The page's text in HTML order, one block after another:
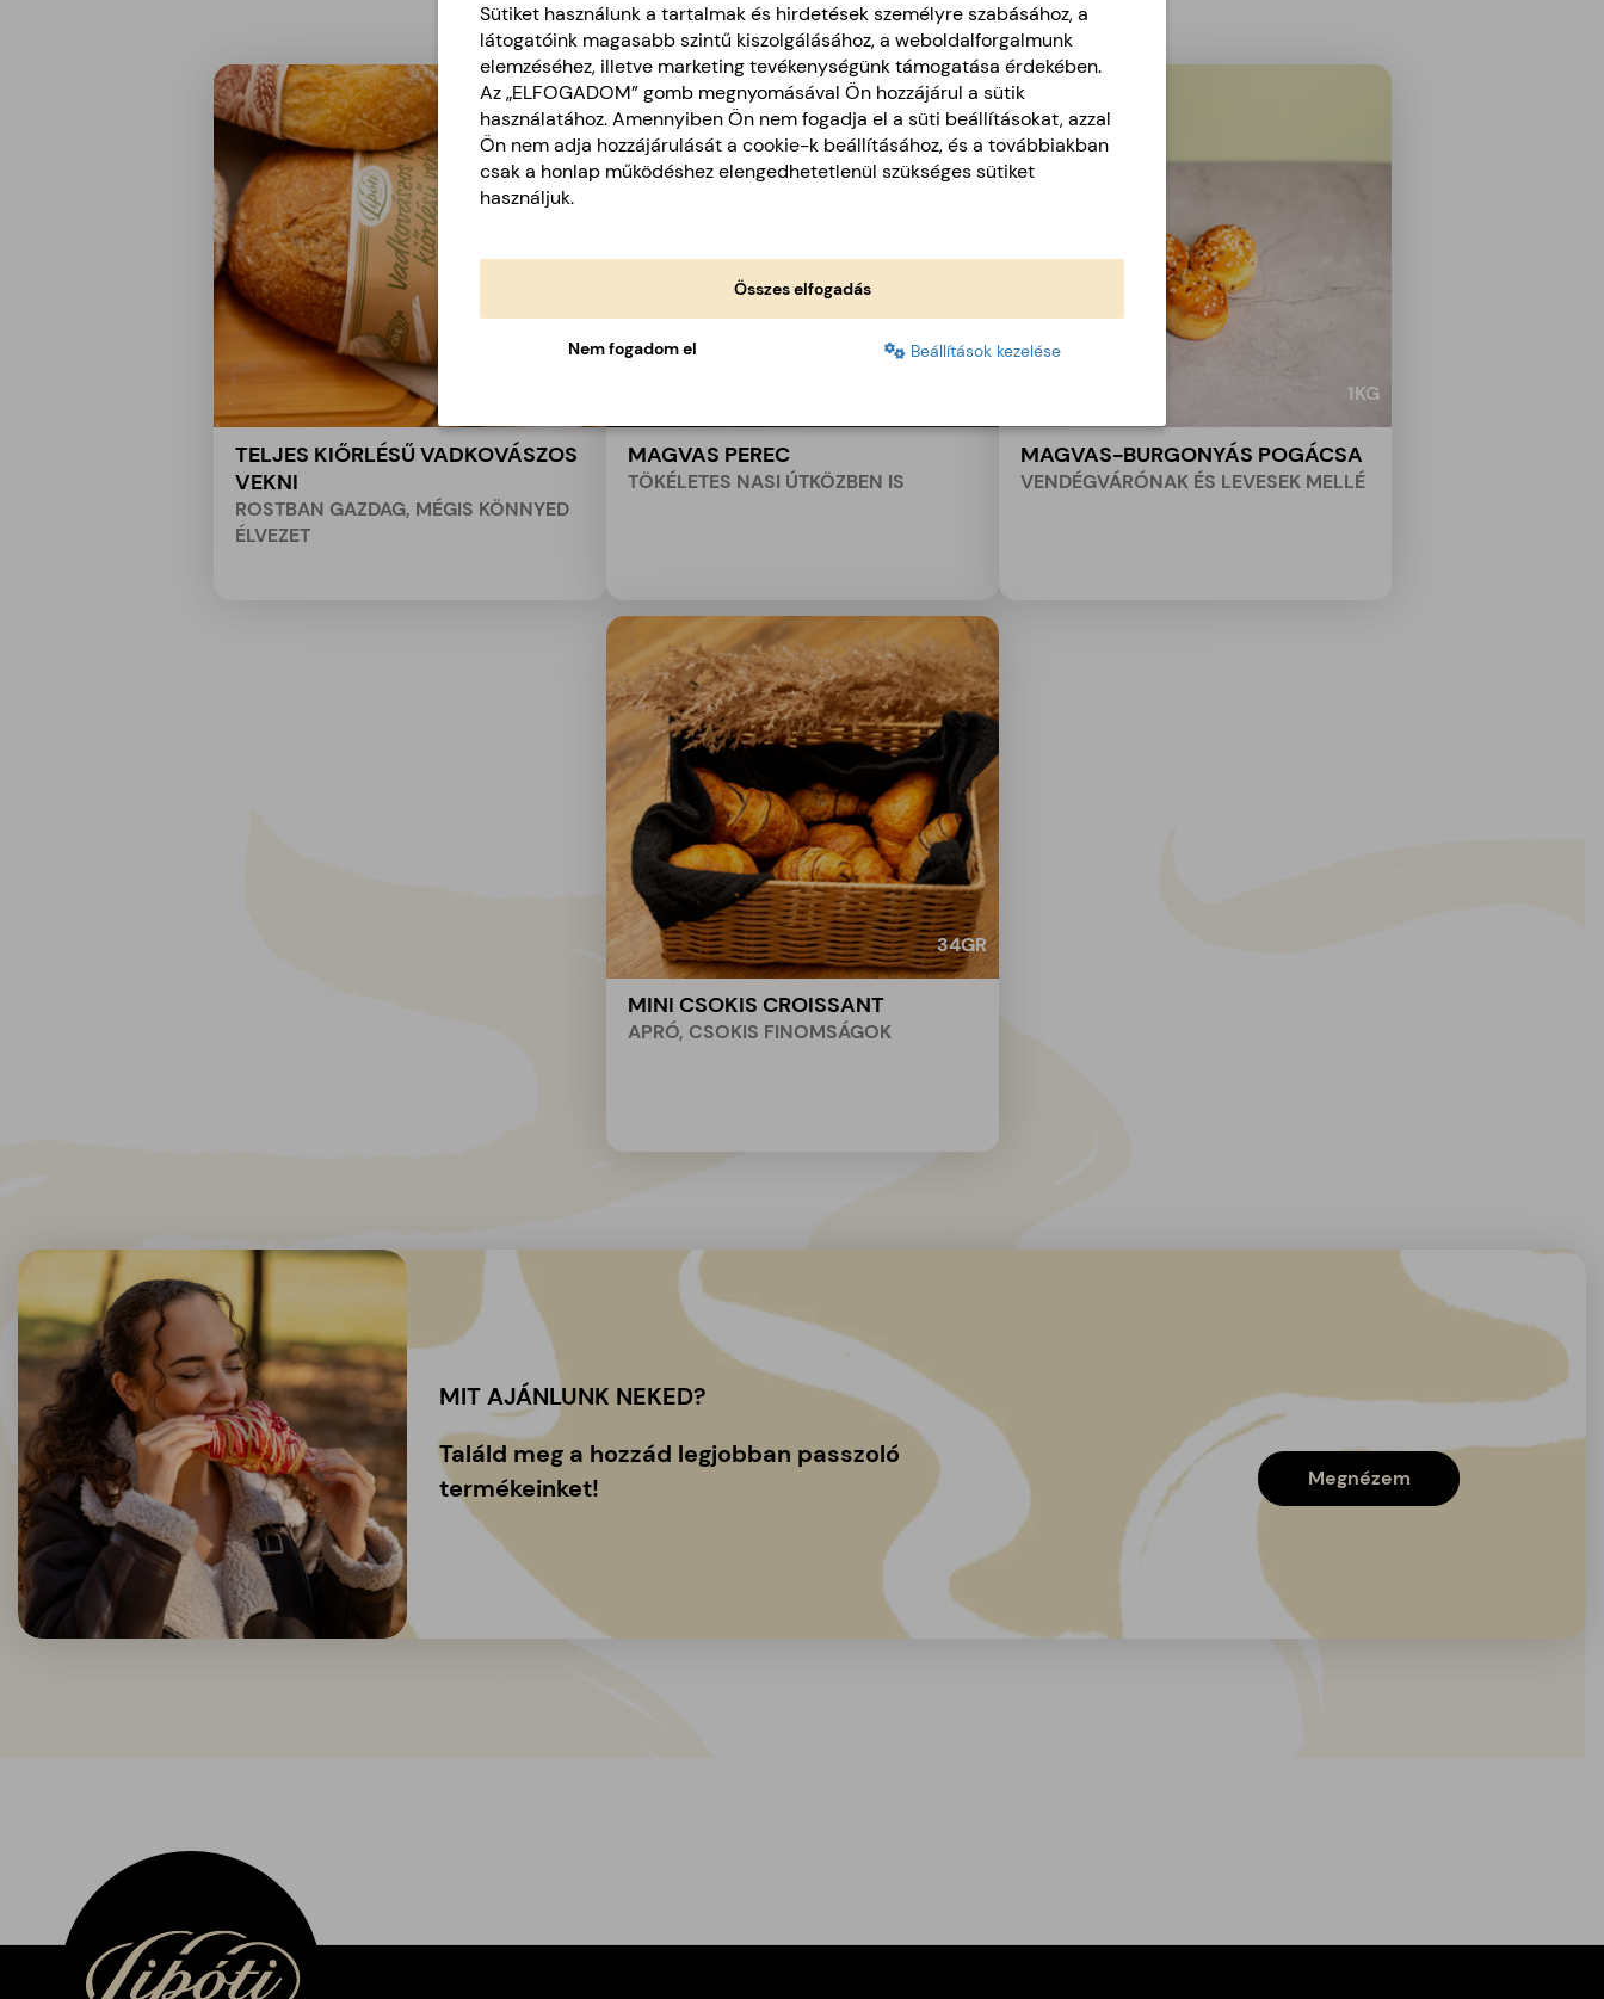
ŐKET PRÓBÁLTAD MÁR?
TELJES KIŐRLÉSŰ VADKOVÁSZOS
VEKNI
ROSTBAN GAZDAG, MÉGIS KÖNNYED
ÉLVEZET
MAGVAS PEREC
TÖKÉLETES NASI ÚTKÖZBEN IS
1KG
MAGVAS-BURGONYÁS POGÁCSA
VENDÉGVÁRÓNAK ÉS LEVESEK MELLÉ
34GR
MINI CSOKIS CROISSANT
APRÓ, CSOKIS FINOMSÁGOK
MIT AJÁNLUNK NEKED?
Találd meg a hozzád legjobban passzoló
termékeinket!
Megnézem
Sütiket használunk a tartalmak és hirdetések személyre szabásához, a
látogatóink magasabb szintű kiszolgálásához, a weboldalforgalmunk
elemzéséhez, illetve marketing tevékenységünk támogatása érdekében.
Az „ELFOGADOM” gomb megnyomásával Ön hozzájárul a sütik
használatához. Amennyiben Ön nem fogadja el a süti beállításokat, azzal
Ön nem adja hozzájárulását a cookie-k beállításához, és a továbbiakban
csak a honlap működéshez elengedhetetlenül szükséges sütiket
használjuk.
Összes elfogadás
Nem fogadom el Beállítások kezelése